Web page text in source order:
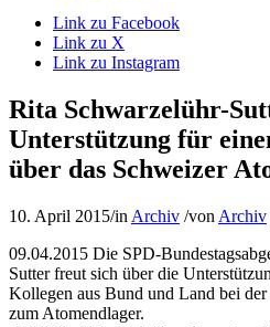
Link zu Facebook
Link zu X
Link zu Instagram
Rita Schwarzelühr-
Unterstützung für
über das Schweizer
10. April 2015/in Archiv /von Archiv
09.04.2015 Die SPD-
Sutter freut sich über die
Kollegen aus Bund und Land bei der
zum Atomendlager.